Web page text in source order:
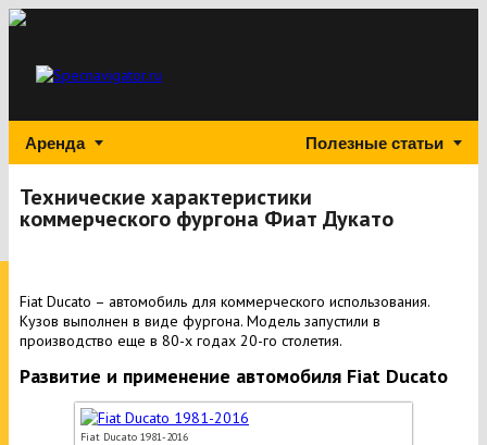
Аренда Полезные статьи
Технические характеристики
коммерческого фургона Фиат Дукато
Fiat Ducato – автомобиль для коммерческого использования.
Кузов выполнен в виде фургона. Модель запустили в
производство еще в 80-х годах 20-го столетия.
Развитие и применение автомобиля Fiat Ducato
Fiat Ducato 1981-2016